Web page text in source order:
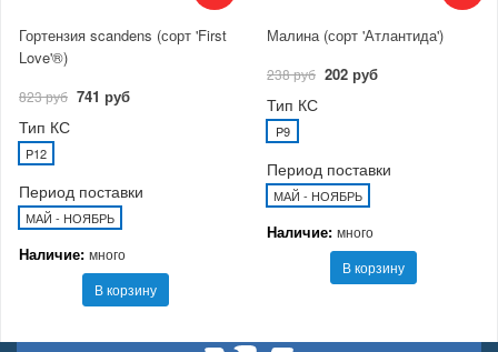
Гортензия scandens (сорт 'First
Love'®)
823 руб 741 руб
Тип КС
P12
Период поставки
МАЙ - НОЯБРЬ
Наличие: много
В корзину
Малина (сорт 'Атлантида')
238 руб 202 руб
Тип КС
P9
Период поставки
МАЙ - НОЯБРЬ
Наличие: много
В корзину